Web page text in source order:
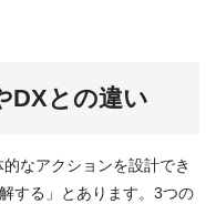
DXとの違い
なアクションを設計でき
する」とあります。3つの